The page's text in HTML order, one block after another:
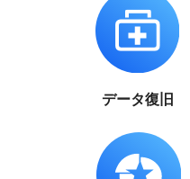
データ復旧